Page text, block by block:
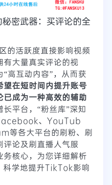
密武器：买评论的全
的活跃度直接影响视频
有大量真实评论的视
高互动内容”，从而获
望在短时间内提升账号
成为一种高效的辅助
平台，“粉丝库”深知
、YouTub
各大平台的刷粉、刷
评论及刷直播人气服
务核心，为您详细解析
科学地提升TikTok影响